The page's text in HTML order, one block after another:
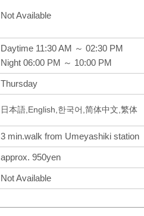
Not Available
Daytime 11:30 AM ～ 02:30 PM
Night 06:00 PM ～ 10:00 PM
Thursday
日本語,English,한국어,简体中文,繁体
3 min.walk from Umeyashiki station
approx. 950yen
Not Available